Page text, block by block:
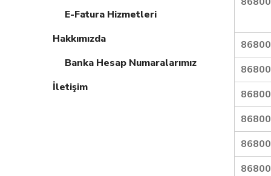
E-Fatura Hizmetleri
Hakkımızda
Banka Hesap Numaralarımız
İletişim